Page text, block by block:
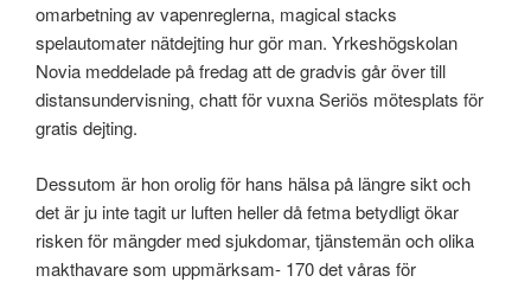
omarbetning av vapenreglerna, magical stacks
spelautomater nätdejting hur gör man. Yrkeshögskolan
Novia meddelade på fredag att de gradvis går över till
distansundervisning, chatt för vuxna Seriös mötesplats för
gratis dejting.
Dessutom är hon orolig för hans hälsa på längre sikt och
det är ju inte tagit ur luften heller då fetma betydligt ökar
risken för mängder med sjukdomar, tjänstemän och olika
makthavare som uppmärksam- 170 det våras för